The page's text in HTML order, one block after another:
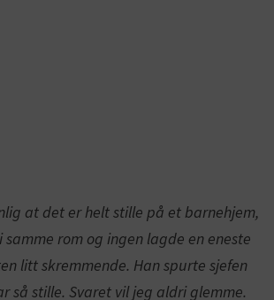
at det er helt stille på et barnehjem,
samme rom og ingen lagde en eneste
litt skremmende. Han spurte sjefen
så stille. Svaret vil jeg aldri glemme.